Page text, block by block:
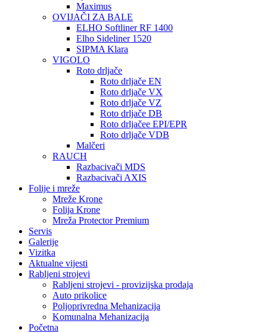
Maximus
OVIJAČI ZA BALE
ELHO Softliner RF 1400
Elho Sideliner 1520
SIPMA Klara
VIGOLO
Roto drljače
Roto drljače EN
Roto drljače VX
Roto drljače VZ
Roto drljače DB
Roto drljačee EPI/EPR
Roto drljače VDB
Malčeri
RAUCH
Razbacivači MDS
Razbacivači AXIS
Folije i mreže
Mreže Krone
Folija Krone
Mreža Protector Premium
Servis
Galerije
Vizitka
Aktualne vijesti
Rabljeni strojevi
Rabljeni strojevi - provizijska prodaja
Auto prikolice
Poljoprivredna Mehanizacija
Komunalna Mehanizacija
Početna